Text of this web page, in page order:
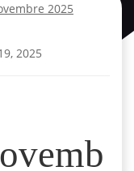
2025
2025